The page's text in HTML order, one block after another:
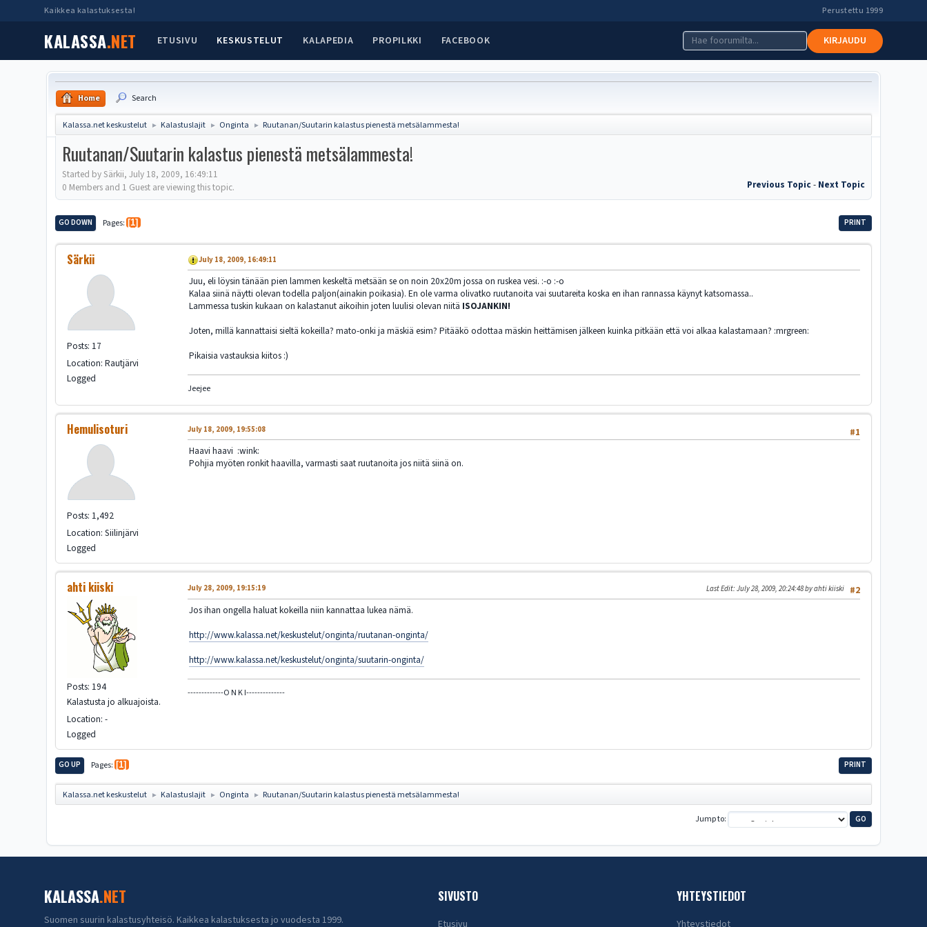
Kaikkea kalastuksesta! Perustettu 1999
KALASSA.NET ETUSIVU KESKUSTELUT KALAPEDIA PROPILKKI FACEBOOK KIRJAUDU
Home Search
Kalassa.net keskustelut ► Kalastuslajit ► Onginta ► Ruutanan/Suutarin kalastus pienestä metsälammesta!
Ruutanan/Suutarin kalastus pienestä metsälammesta!
Started by Särkii, July 18, 2009, 16:49:11
Previous Topic- Next Topic
0 Members and 1 Guest are viewing this topic.
PRINT
GO DOWN Pages 1
Särkii
Posts: 17
Location: Rautjärvi
Logged
July 18, 2009, 16:49:11
Juu, eli löysin tänään pien lammen keskeltä metsään se on noin 20x20m jossa on ruskea vesi. :-o :-o
Kalaa siinä näytti olevan todella paljon(ainakin poikasia). En ole varma olivatko ruutanoita vai suutareita koska en ihan rannassa käynyt katsomassa..
Lammessa tuskin kukaan on kalastanut aikoihin joten luulisi olevan niitä ISOJANKIN!
Joten, millä kannattaisi sieltä kokeilla? mato-onki ja mäskiä esim? Pitääkö odottaa mäskin heittämisen jälkeen kuinka pitkään että voi alkaa kalastamaan? :mrgreen:
Pikaisia vastauksia kiitos :)
Jeejee
Hemulisoturi
Posts: 1,492
Location: Siilinjärvi
Logged
#1
July 18, 2009, 19:55:08
Haavi haavi :wink:
Pohjia myöten ronkit haavilla, varmasti saat ruutanoita jos niitä siinä on.
ahti kiiski
Posts: 194
Kalastusta jo alkuajoista.
Location: -
Logged
#2
July 28, 2009, 19:15:19 Last Edit: July 28, 2009, 20:24:48 by ahti kiiski
Jos ihan ongella haluat kokeilla niin kannattaa lukea nämä.
http://www.kalassa.net/keskustelut/onginta/ruutanan-onginta/
http://www.kalassa.net/keskustelut/onginta/suutarin-onginta/
-------------O N K I--------------
PRINT
GO UP Pages 1
Kalassa.net keskustelut ► Kalastuslajit ► Onginta ► Ruutanan/Suutarin kalastus pienestä metsälammesta!
Jump to
KALASSA.NET
Suomen suurin kalastusyhteisö. Kaikkea kalastuksesta jo vuodesta 1999.
SIVUSTO
Etusivu
YHTEYSTIEDOT
Yhteystiedot